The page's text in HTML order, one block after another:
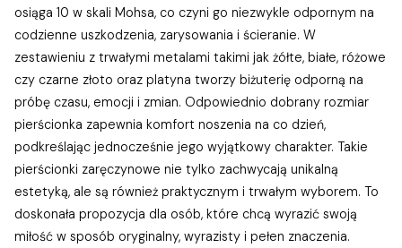
osiąga 10 w skali Mohsa, co czyni go niezwykle odpornym na
codzienne uszkodzenia, zarysowania i ścieranie. W
zestawieniu z trwałymi metalami takimi jak żółte, białe, różowe
czy czarne złoto oraz platyna tworzy biżuterię odporną na
próbę czasu, emocji i zmian. Odpowiednio dobrany rozmiar
pierścionka zapewnia komfort noszenia na co dzień,
podkreślając jednocześnie jego wyjątkowy charakter. Takie
pierścionki zaręczynowe nie tylko zachwycają unikalną
estetyką, ale są również praktycznym i trwałym wyborem. To
doskonała propozycja dla osób, które chcą wyrazić swoją
miłość w sposób oryginalny, wyrazisty i pełen znaczenia.